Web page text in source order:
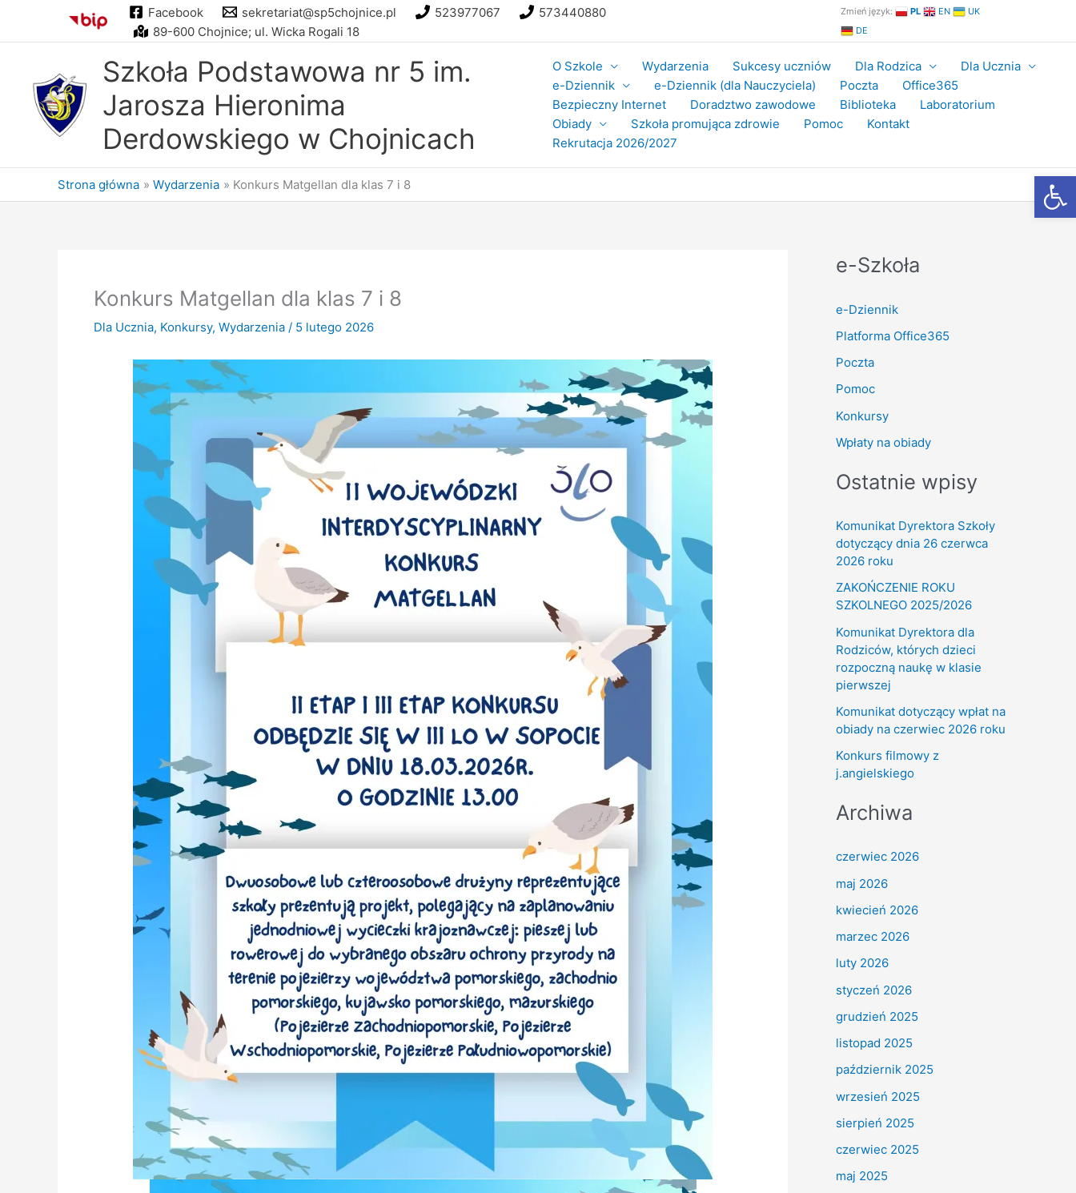
treści
Facebook sekretariat@sp5chojnice.pl 523977067
573440880
89-600 Chojnice; ul. Wicka Rogali 18
Zmień język: PL EN
UK
DE
Szkoła Podstawowa nr 5 im.
Jarosza Hieronima
Derdowskiego w Chojnicach
O Szkole Wydarzenia Sukcesy uczniów Dla Rodzica
Dla Ucznia
e-Dziennik
e-Dziennik (dla Nauczyciela) Poczta
Office365
Bezpieczny Internet
Doradztwo zawodowe Biblioteka
Laboratorium
Obiady
Szkoła promująca zdrowie Pomoc
Kontakt
Rekrutacja 2026/2027
Strona główna Wydarzenia Konkurs Matgellan dla klas 7 i 8
Konkurs Matgellan dla klas 7 i 8
Dla Ucznia, Konkursy, Wydarzenia / 5 lutego 2026
e-Szkoła
e-Dziennik
Platforma Office365
Poczta
Pomoc
Konkursy
Wpłaty na obiady
Ostatnie wpisy
Komunikat Dyrektora Szkoły
dotyczący dnia 26 czerwca
2026 roku
ZAKOŃCZENIE ROKU
SZKOLNEGO 2025/2026
Komunikat Dyrektora dla
Rodziców, których dzieci
rozpoczną naukę w klasie
pierwszej
Komunikat dotyczący wpłat na
obiady na czerwiec 2026 roku
Konkurs filmowy z
j.angielskiego
Archiwa
czerwiec 2026
maj 2026
kwiecień 2026
marzec 2026
luty 2026
styczeń 2026
grudzień 2025
listopad 2025
październik 2025
wrzesień 2025
sierpień 2025
czerwiec 2025
maj 2025